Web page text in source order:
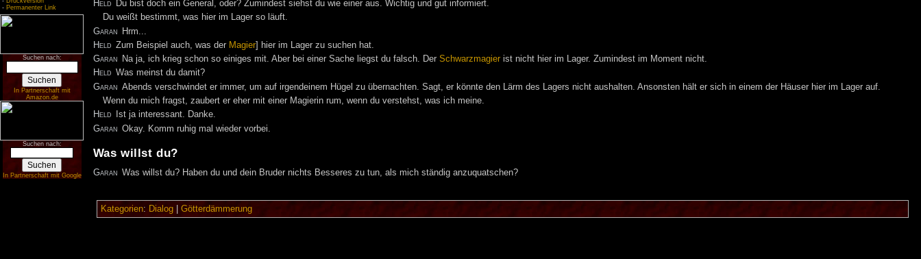
- Permanenter Link
Suchen nach:
In Partnerschaft mit
Amazon.de
Suchen nach:
In Partnerschaft mit Google
Held
Du bist doch ein General, oder? Zumindest siehst du wie einer aus. Wichtig und gut informiert.
Du weißt bestimmt, was hier im Lager so läuft.
Garan
Hrm...
Held Zum Beispiel auch, was der Magier ] hier im Lager zu suchen hat.
Garan
Na ja, ich krieg schon so einiges mit. Aber bei einer Sache liegst du falsch. DerSchwarzmagier ist nicht hier im Lager. Zumindest im Moment nicht.
Held Was meinst du damit?
Garan Abends verschwindet er immer, um auf irgendeinem Hügel zu übernachten. Sagt, er könnte den Lärm des Lagers nicht aushalten. Ansonsten hält er sich in einem der Häuser hier im Lager auf.
Wenn du mich fragst, zaubert er eher mit einer Magierin rum, wenn du verstehst, was ich meine.
Held
Ist ja interessant. Danke.
Garan Okay. Komm ruhig mal wieder vorbei.
Was willst du?
Garan Was willst du? Haben du und dein Bruder nichts Besseres zu tun, als mich ständig anzuquatschen?
Kategorien: Dialog| Götterdämmerung